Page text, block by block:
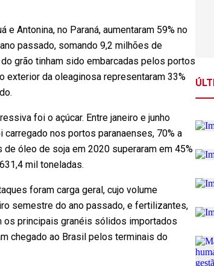
Antonina, no Paraná, aumentaram 59% no
passado, somando 9,2 milhões de
grão tinham sido embarcadas pelos portos
exterior da oleaginosa representaram 33%
foi o açúcar. Entre janeiro e junho
nos portos paranaenses, 70% a
óleo de soja em 2020 superaram em 45%
mil toneladas.
foram carga geral, cujo volume
semestre do ano passado, e fertilizantes,
os principais granéis sólidos importados
chegado ao Brasil pelos terminais do